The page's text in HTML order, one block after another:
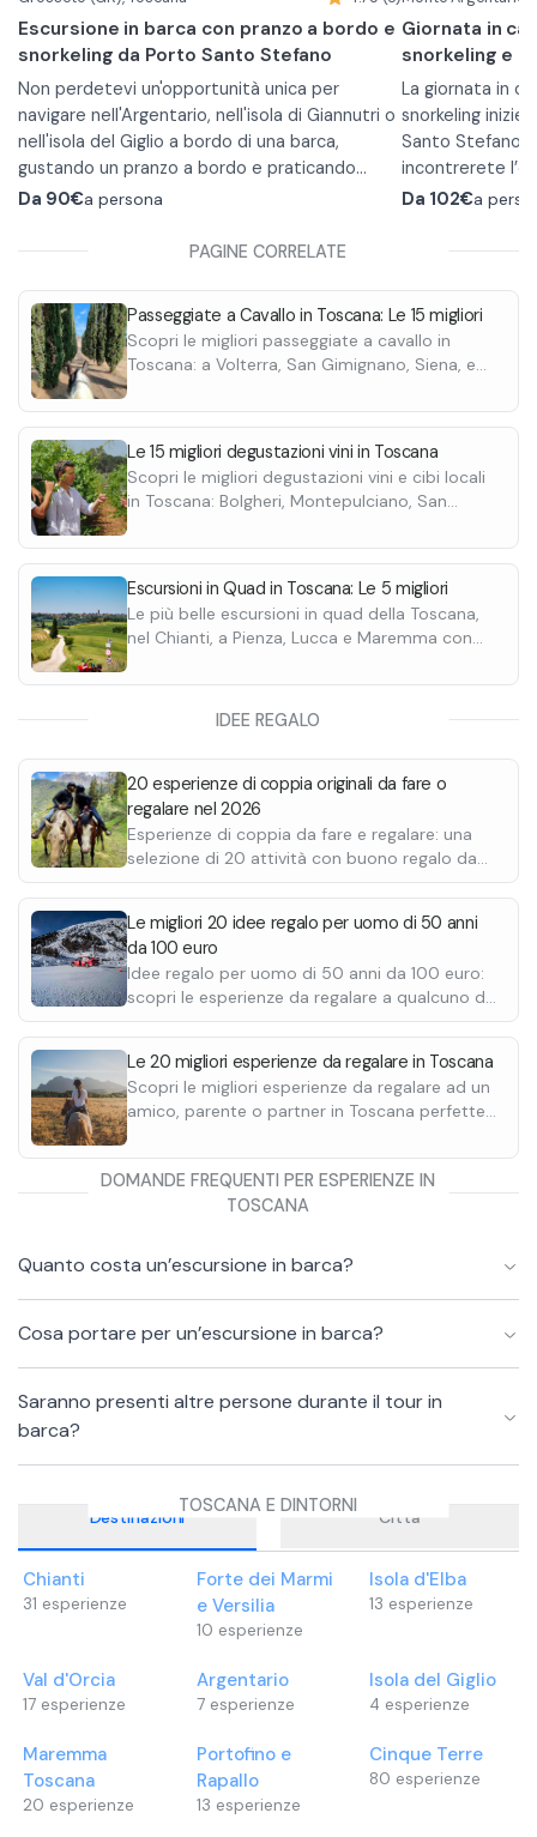
Escursione in barca con pranzo a bordo e
snorkeling da Porto Santo Stefano
Non perdetevi un'opportunità unica per
navigare nell'Argentario, nell'isola di Giannutri o
nell'isola del Giglio a bordo di una barca,
gustando un pranzo a bordo e praticando
snorkeling in ottima compagnia.
Con partenza da Porto Santo Stefano, la meta
marine e, durante il viaggio, verrete
attraverso coralli, rocce vulcaniche e gorgonie,
raccontando la storia di questi luoghi
suggestivi.
Potrete godervi il sole e un pranzo a bordo a
base di pasta, frutta, vino, bibite e caffè.
L'itinerario sarà definito in base alle condizioni
meteo marine, con almeno 4 soste per il
bagno e attività di snorkeling. Il ritorno è
previsto nel pomeriggio tra le 16:30 e le 17:30,
con una durata totale dell'escursione di circa 8
ore.
Sono disponibili due imbarcazioni. La barca
Negis porta a bordo fino a 18 persone, mentre
la barca Gigliola porta a bordo fino a 28
persone.
Da 90€a persona
Giornata in
snorkeling e
La giornata in
snorkeling
Santo Stefano,
incontrerete
durante
Il giro in barca
sabbiose,
Durante il
snorkeling nei
Gesso, Cala
L’equipaggio
necessario.
godervi l’open
e bianco.
Durante la
selezione di
con olio
locale a base di
A pranzo
variare di giorno
freschezza dei
verrà offerto
e nel
La giornata si
Santo Stefano
Da 102€a
PAGINE CORRELATE
Passeggiate a Cavallo in Toscana: Le 15 migliori
Scopri le migliori passeggiate a cavallo in
Toscana: a Volterra, San Gimignano, Siena, e
Le 15 migliori degustazioni vini in Toscana
Scopri le migliori degustazioni vini e cibi locali
in Toscana: Bolgheri, Montepulciano, San
Escursioni in Quad in Toscana: Le 5 migliori
Le più belle escursioni in quad della Toscana,
nel Chianti, a Pienza, Lucca e Maremma con
IDEE REGALO
20 esperienze di coppia originali da fare o
regalare nel 2026
Esperienze di coppia da fare e regalare: una
selezione di 20 attività con buono regalo da
stampare e personalizzare. Passeggiate a
cavallo, giornate alla spa, degustazioni, cene in
baita e molto altro.
Le migliori 20 idee regalo per uomo di 50 anni
da 100 euro
Idee regalo per uomo di 50 anni da 100 euro:
scopri le esperienze da regalare a qualcuno di
speciale e regala una giornata indimenticabile.
Le 20 migliori esperienze da regalare in Toscana
Scopri le migliori esperienze da regalare ad un
amico, parente o partner in Toscana perfette
DOMANDE FREQUENTI PER ESPERIENZE IN
TOSCANA
Quanto costa un’escursione in barca?
Cosa portare per un’escursione in barca?
Saranno presenti altre persone durante il tour in
barca?
TOSCANA E DINTORNI
Destinazioni Città
Chianti
31 esperienze
Forte dei Marmi
e Versilia
10 esperienze
Isola d'Elba
13 esperienze
Val d'Orcia
17 esperienze
Argentario
7 esperienze
Isola del Giglio
4 esperienze
Maremma
Toscana
20 esperienze
Portofino e
Rapallo
13 esperienze
Cinque Terre
80 esperienze